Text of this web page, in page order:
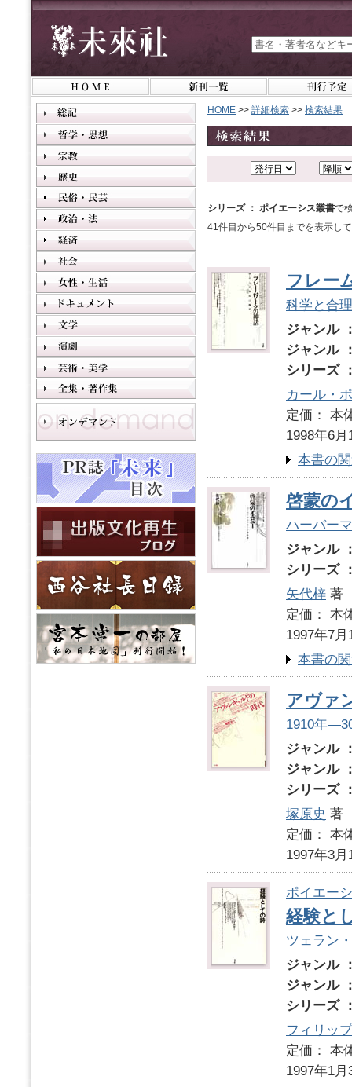
HOME >> 詳細検索 >> 検索結果
シリーズ ： ポイエーシス叢書で
41件目から50件目までを表示し
フレー
科学と合
ジャンル
ジャンル
シリーズ
カール・
定価：
1998年6月
本書の
啓蒙の
ハーバー
ジャンル
シリーズ
矢代梓 著
定価：
1997年7月
本書の
アヴァ
1910年
ジャンル
ジャンル
シリーズ
塚原史 著
定価：
1997年3月
ポイエー
経験と
ツェラン
ジャンル
ジャンル
シリーズ
フィリッ
定価：
1997年1月